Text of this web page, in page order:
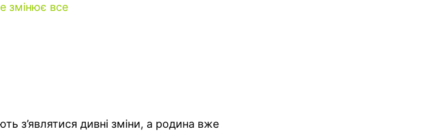
змінює все
з’являтися дивні зміни, а родина вже